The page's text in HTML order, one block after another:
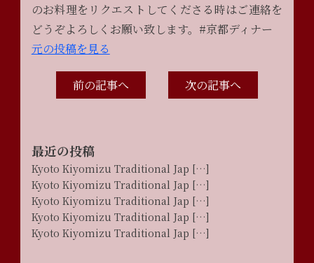
のお料理をリクエストしてくださる時はご連絡を
どうぞよろしくお願い致します。#京都ディナー
元の投稿を見る
前の記事へ 次の記事へ
最近の投稿
Kyoto Kiyomizu Traditional Jap […]
Kyoto Kiyomizu Traditional Jap […]
Kyoto Kiyomizu Traditional Jap […]
Kyoto Kiyomizu Traditional Jap […]
Kyoto Kiyomizu Traditional Jap […]